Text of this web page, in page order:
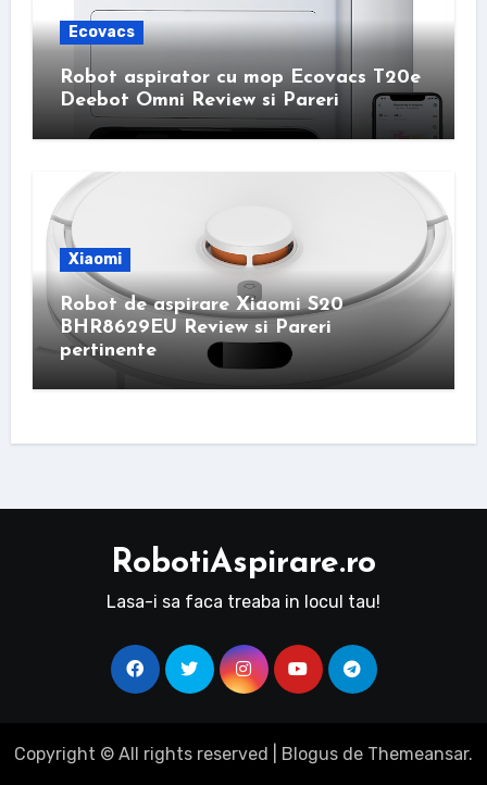
Ecovacs
Robot aspirator cu mop Ecovacs T20e
Deebot Omni Review si Pareri
Xiaomi
Robot de aspirare Xiaomi S20
BHR8629EU Review si Pareri
pertinente
RobotiAspirare.ro
Lasa-i sa faca treaba in locul tau!
Copyright © All rights reserved Blogus de Themeansar.